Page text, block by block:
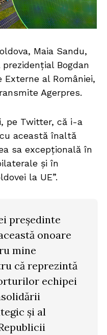
Maia Sandu,
Bogdan
al României,
Agerpres.
pe Twitter, că i-a
această înaltă
sa excepţională în
şi în
la UE”.
preşedinte
onoare
mine
că reprezintă
echipei
şi al